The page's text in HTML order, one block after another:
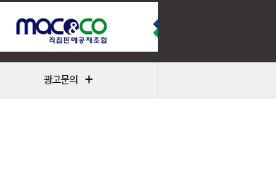
광고문의 +